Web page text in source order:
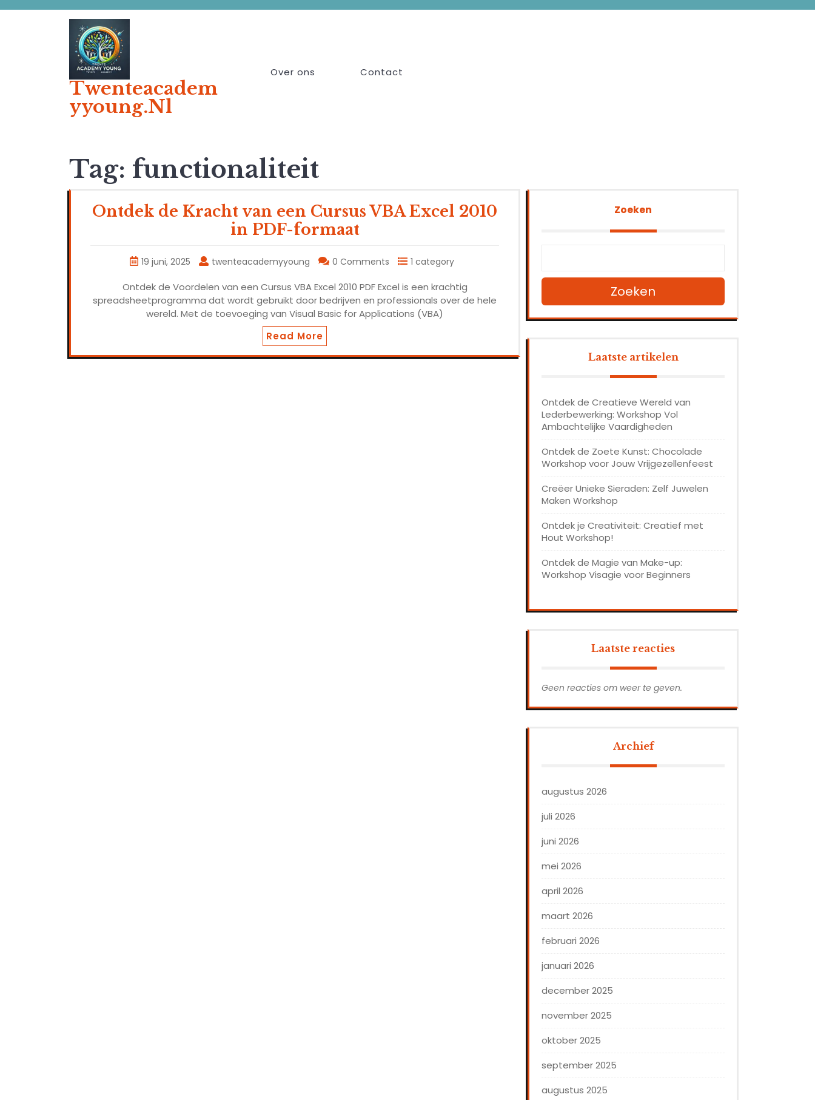
Twenteacadem
Yyoung.nl
Over ons Contact
Tag: functionaliteit
Ontdek de Kracht van een Cursus VBA Excel 2010
in PDF-formaat
19 juni, 2025 twenteacademyyoung 0 Comments 1 category
Ontdek de Voordelen van een Cursus VBA Excel 2010 PDF Excel is een krachtig
spreadsheetprogramma dat wordt gebruikt door bedrijven en professionals over de hele
wereld. Met de toevoeging van Visual Basic for Applications (VBA)
Read More
Zoeken
Zoeken
Laatste artikelen
Ontdek de Creatieve Wereld van
Lederbewerking: Workshop Vol
Ambachtelijke Vaardigheden
Ontdek de Zoete Kunst: Chocolade
Workshop voor Jouw Vrijgezellenfeest
Creëer Unieke Sieraden: Zelf Juwelen
Maken Workshop
Ontdek je Creativiteit: Creatief met
Hout Workshop!
Ontdek de Magie van Make-up:
Workshop Visagie voor Beginners
Laatste reacties
Geen reacties om weer te geven.
Archief
augustus 2026
juli 2026
juni 2026
mei 2026
april 2026
maart 2026
februari 2026
januari 2026
december 2025
november 2025
oktober 2025
september 2025
augustus 2025